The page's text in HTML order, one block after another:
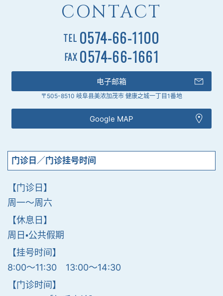
CONTACT
TEL 0574-66-1100
FAX 0574-66-1661
电子邮箱
〒505-8510 岐阜县美浓加茂市 健康之城一丁目1番地
Google MAP
门诊日／门诊挂号时间
【门诊日】
周一〜周六
【休息日】
周日・公共假期
【挂号时间】
8:00〜11:30 13:00〜14:30
【门诊时间】